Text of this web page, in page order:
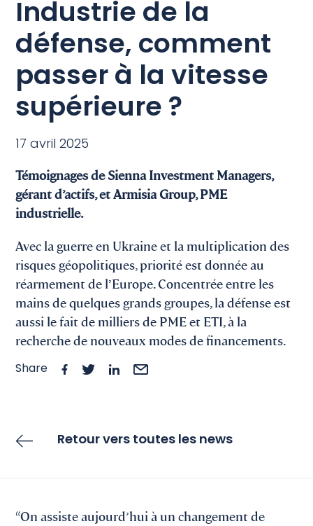
Industrie de la
défense, comment
passer à la vitesse
supérieure ?
17 avril 2025
Témoignages de Sienna Investment Managers,
gérant d’actifs, et Armisia Group, PME
industrielle.
Avec la guerre en Ukraine et la multiplication des
risques géopolitiques, priorité est donnée au
réarmement de l’Europe. Concentrée entre les
mains de quelques grands groupes, la défense est
aussi le fait de milliers de PME et ETI, à la
recherche de nouveaux modes de financements.
Share
Retour vers toutes les news
“On assiste aujourd’hui à un changement de